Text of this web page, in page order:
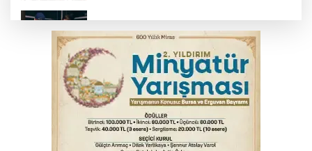
kişi tutuklandı
İnegöl’de yangın paniği! Apartmana
sıçrayan alevler söndürüldü
Serbest piyasada döviz fiyatları